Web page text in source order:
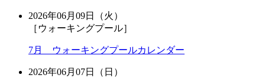
2026年06月09日（火）
［ウォーキングプール］
7月 ウォーキングプールカレンダー
2026年06月07日（日）